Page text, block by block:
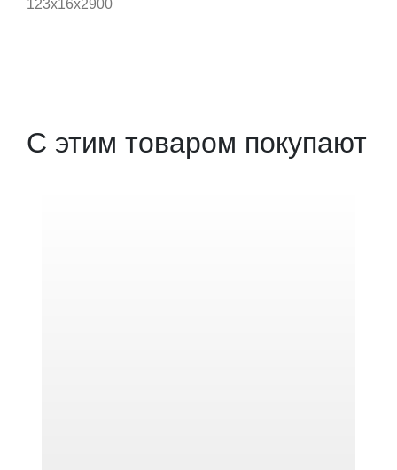
123x16x2900